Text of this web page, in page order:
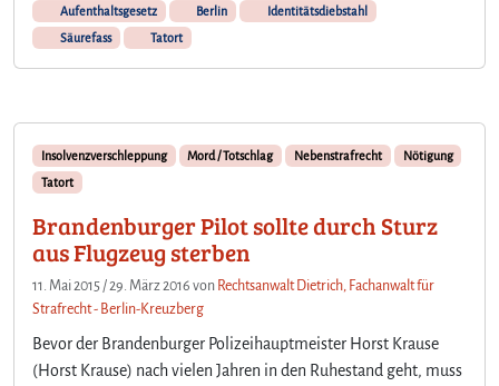
Aufenthaltsgesetz Berlin
Identitätsdiebstahl
Säurefass
Tatort
Insolvenzverschleppung Mord / Totschlag Nebenstrafrecht
Nötigung
Tatort
Brandenburger Pilot sollte durch Sturz
aus Flugzeug sterben
11. Mai 2015 /29. März 2016 von Rechtsanwalt Dietrich, Fachanwalt für
Strafrecht - Berlin-Kreuzberg
Bevor der Brandenburger Polizeihauptmeister Horst Krause
(Horst Krause) nach vielen Jahren in den Ruhestand geht, muss